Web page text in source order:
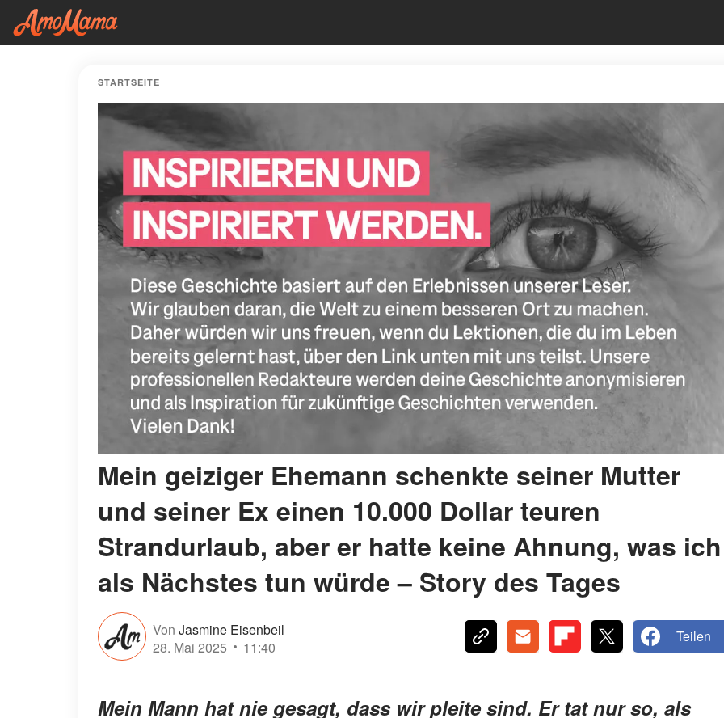
STARTSEITE
Mein geiziger Ehemann schenkte seiner Mutter
und seiner Ex einen 10.000 Dollar teuren
Strandurlaub, aber er hatte keine Ahnung, was ich
als Nächstes tun würde – Story des Tages
Von Jasmine Eisenbeil
28. Mai 2025
11:40
Teilen
Mein Mann hat nie gesagt, dass wir pleite sind. Er tat nur so, als